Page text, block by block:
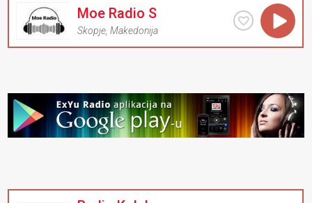
Moe Radio S
Skopje ,Makedonija